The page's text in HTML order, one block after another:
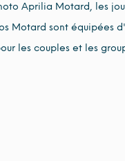
Aprilia Motard, les
Motard sont équipées
les couples et les